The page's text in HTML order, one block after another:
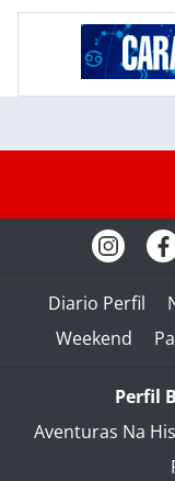
Diario Perfil
Weekend
Perfil
Aventuras Na